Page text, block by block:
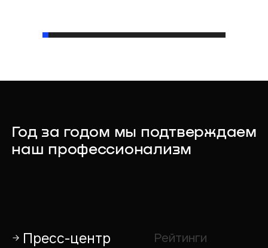
Рейтинги
Год за годом мы подтверждаем
наш профессионализм
Пресс-центр